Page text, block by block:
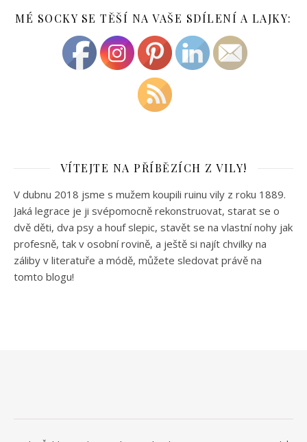
MÉ SOCKY SE TĚŠÍ NA VAŠE SDÍLENÍ A LAJKY:
VÍTEJTE NA PŘÍBĚZÍCH Z VILY!
V dubnu 2018 jsme s mužem koupili ruinu vily z roku 1889.
Jaká legrace je ji svépomocně rekonstruovat, starat se o
dvě děti, dva psy a houf slepic, stavět se na vlastní nohy jak
profesně, tak v osobní rovině, a ještě si najít chvilky na
záliby v literatuře a módě, můžete sledovat právě na
tomto blogu!